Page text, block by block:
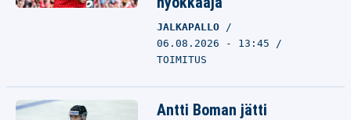
JALKAPALLO
06.08.2026 - 13:45
TOIMITUS
Antti Boman jätti